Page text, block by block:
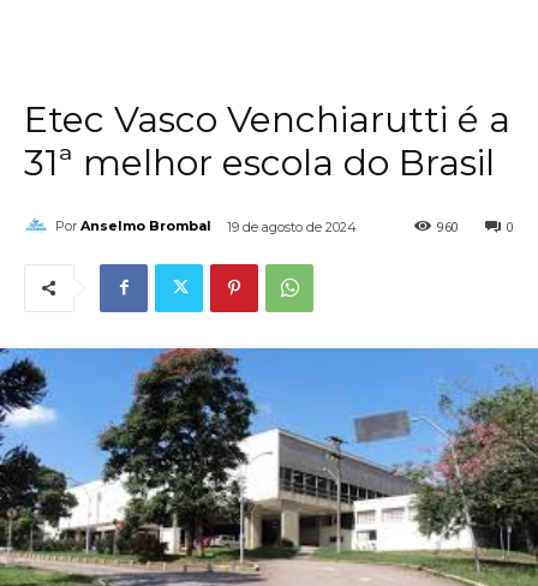
Etec Vasco Venchiarutti é a
31ª melhor escola do Brasil
Por Anselmo Brombal 19 de agosto de 2024 0
960